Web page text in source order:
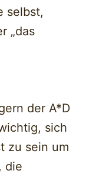
selbst,
„das
der A*D
sich
zu sein um
die